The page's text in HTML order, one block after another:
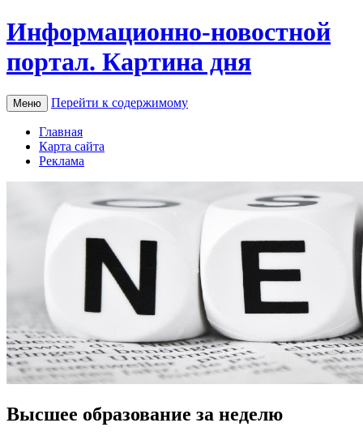
Информационно-новостной
портал. Картина дня
Меню Перейти к содержимому
Главная
Карта сайта
Реклама
Высшее образование за неделю